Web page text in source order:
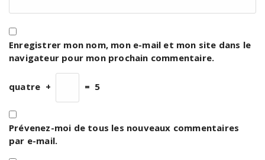
Enregistrer mon nom, mon e-mail et mon site dans le
navigateur pour mon prochain commentaire.
quatre + = 5
Prévenez-moi de tous les nouveaux commentaires
par e-mail.